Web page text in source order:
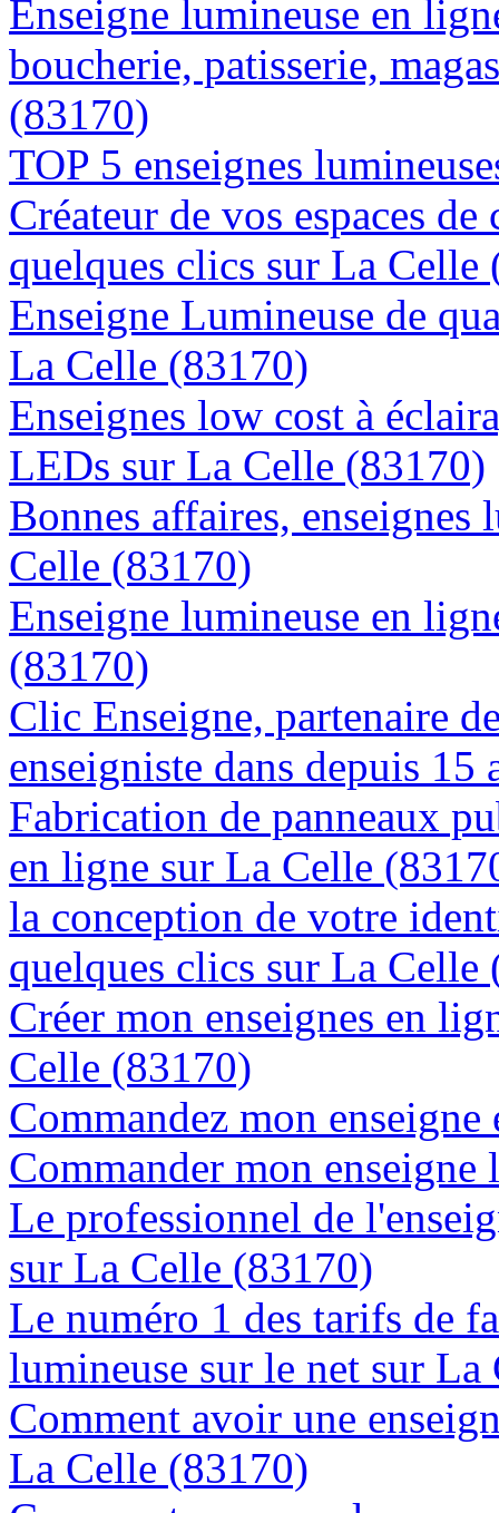
Enseigne lumineuse en
boucherie, patisserie,
(83170)
TOP 5 enseignes
Créateur de vos espaces
quelques clics sur La Celle
Enseigne Lumineuse de
La Celle (83170)
Enseignes low cost à
LEDs sur La Celle (83170)
Bonnes affaires, enseignes
Celle (83170)
Enseigne lumineuse en
(83170)
Clic Enseigne, partenaire
enseigniste dans depuis
Fabrication de panneaux
en ligne sur La Celle
la conception de votre
quelques clics sur La Celle
Créer mon enseignes en
Celle (83170)
Commandez mon
Commander mon
Le professionnel de
sur La Celle (83170)
Le numéro 1 des tarifs de
lumineuse sur le net sur
Comment avoir une
La Celle (83170)